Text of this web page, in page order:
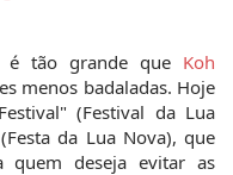
é tão grande que Koh
menos badaladas. Hoje
(Festival da Lua
da Lua Nova), que
quem deseja evitar as